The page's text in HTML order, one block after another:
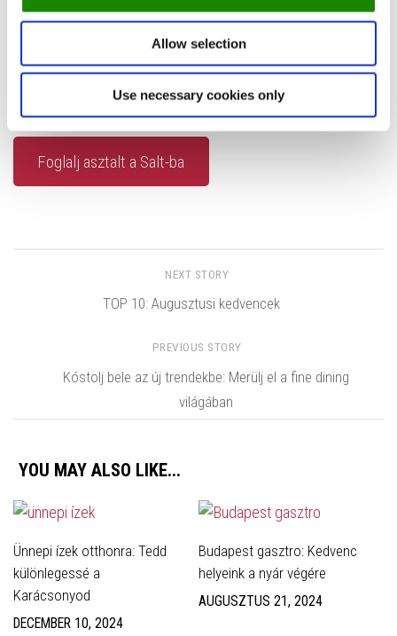
Allow selection
Use necessary cookies only
Készen állsz, hogy megsózd az életed?
Ne hagyjd ki a lehetőséget, hogy megtapasztald a magyar
konyhát úgy, mint még soha.
1053 Budapest, Királyi Pál utca 4.
Foglalj asztalt a Salt-ba
NEXT STORY
TOP 10: Augusztusi kedvencek
PREVIOUS STORY
Kóstolj bele az új trendekbe: Merülj el a fine dining
világában
YOU MAY ALSO LIKE...
Ünnepi ízek otthonra: Tedd
különlegessé a
Karácsonyod
DECEMBER 10, 2024
Budapest gasztro: Kedvenc
helyeink a nyár végére
AUGUSZTUS 21, 2024